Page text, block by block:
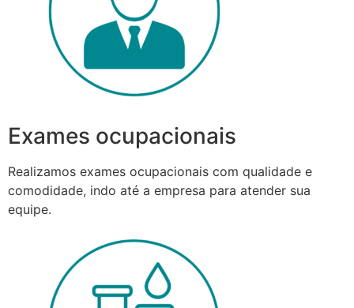
Exames ocupacionais
Realizamos exames ocupacionais com qualidade e
comodidade, indo até a empresa para atender sua
equipe.